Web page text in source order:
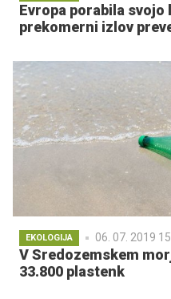
Evropa porabila
prekomerni izlov
EKOLOGIJA 06. 07. 2019
V Sredozemskem
33.800 plastenk